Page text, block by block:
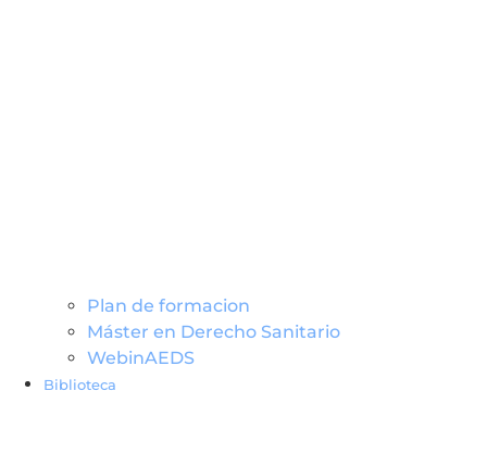
Plan de formacion
Máster en Derecho Sanitario
WebinAEDS
Biblioteca